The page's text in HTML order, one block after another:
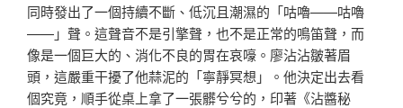
同時發出了一個持續不斷、低沉且潮濕的「咕嚕——咕嚕
——」聲。這聲音不是引擎聲，也不是正常的鳴笛聲，而
像是一個巨大的、消化不良的胃在哀嚎。廖沾沾皺著眉
頭，這嚴重干擾了他蒜泥的「寧靜冥想」。他決定出去看
個究竟，順手從桌上拿了一張髒兮兮的，印著《沾醬秘